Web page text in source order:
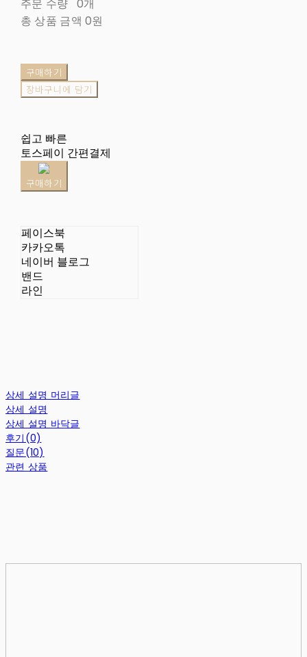
주문 수량 0개
총 상품 금액 0원
구매하기
장바구니에 담기
쉽고 빠른
토스페이 간편결제
구매하기
페이스북
카카오톡
네이버 블로그
밴드
라인
상세 설명 머리글
상세 설명
상세 설명 바닥글
후기(0)
질문(10)
관련 상품